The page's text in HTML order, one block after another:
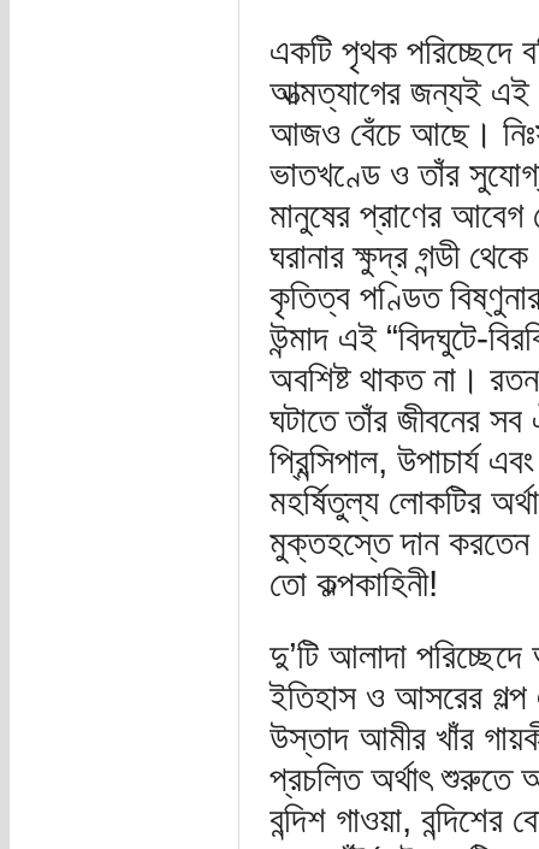
একটি পৃথক পরিচ্ছেদে
আত্মত্যাগের জন্যই এই
আজও বেঁচে আছে।
ভাতখণ্ডে ও তাঁর
মানুষের প্রাণের আবেগ
ঘরানার ক্ষুদ্র গন্ডী
কৃতিত্ব পণ্ডিত
উন্মাদ এই “বিদঘুটে-
অবশিষ্ট থাকত না।
ঘটাতে তাঁর জীবনের
প্রিন্সিপাল, উপাচার্য
মহর্ষিতুল্য লোকটির
মুক্তহস্তে দান
তো কল্পকাহিনী!
দু’টি আলাদা
ইতিহাস ও আসরের গল্প
উস্তাদ আমীর খাঁর
প্রচলিত অর্থাৎ শুরুতে
বন্দিশ গাওয়া,